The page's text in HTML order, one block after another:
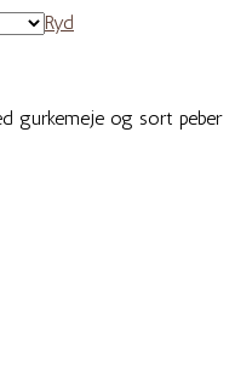
Ryd
gurkemeje og sort peber